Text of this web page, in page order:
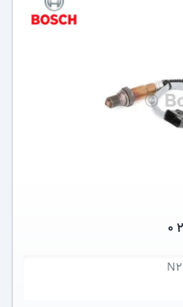
عکس کالا